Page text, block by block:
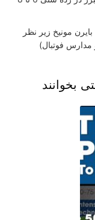
مونیخ زیر نظر
مدارس فوتبال)
بخوانند